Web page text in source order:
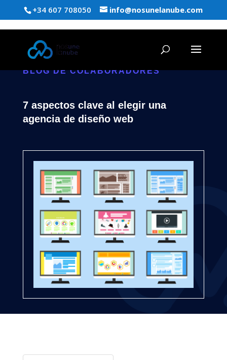
+34 607 708050 info@nosunelanube.com
BLOG DE COLABORADORES
7 aspectos clave al elegir una
agencia de diseño web